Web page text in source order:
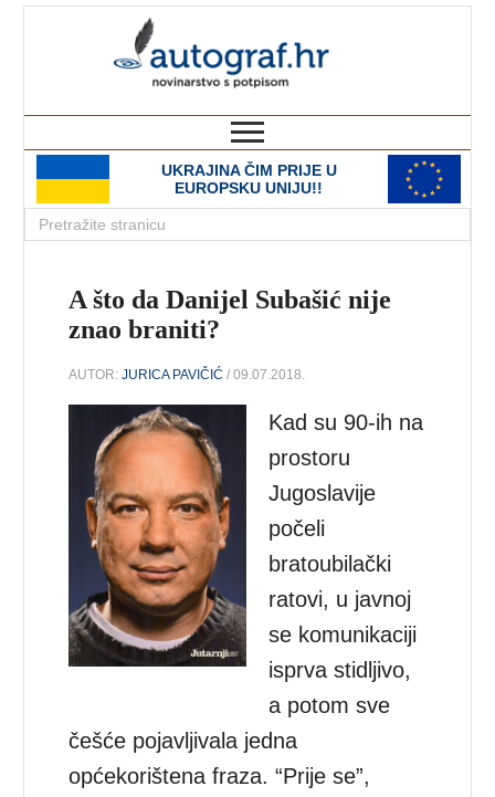
UKRAJINA ČIM PRIJE U
EUROPSKU UNIJU!!
A što da Danijel Subašić nije
znao braniti?
AUTOR:JURICA PAVIČIĆ / 09.07.2018.
Kad su 90-ih na
prostoru
Jugoslavije
počeli
bratoubilački
ratovi, u javnoj
se komunikaciji
isprva stidljivo,
a potom sve
češće pojavljivala jedna
općekorištena fraza. “Prije se”,